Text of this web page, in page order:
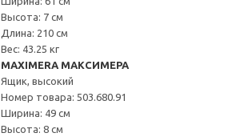
Высота: 7 см
Длина: 210 см
Вес: 43.25 кг
MAXIMERA МАКСИМЕРА
Ящик, высокий
Номер товара: 503.680.91
Ширина: 49 см
Высота: 8 см